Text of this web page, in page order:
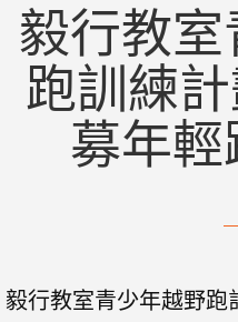
毅行教
跑訓練
募年輕
毅行教室青少年越野